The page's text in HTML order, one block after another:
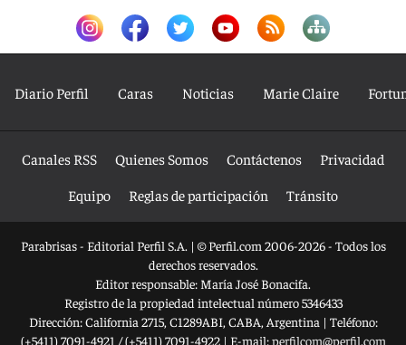
Diario Perfil Caras Noticias Marie Claire
Canales RSS Quienes Somos Contáctenos
Privacidad
Equipo
Reglas de participación Tránsito
Parabrisas - Editorial Perfil S.A. | © Perfil.com 2006-2026 - Todos los
derechos reservados.
Editor responsable: María José Bonacifa.
Registro de la propiedad intelectual número 5346433
Dirección:California 2715, C1289ABI, CABA, Argentina | Teléfono:
(+5411) 7091-4921 /(+5411) 7091-4922| E-mail:perfilcom@perfil.com